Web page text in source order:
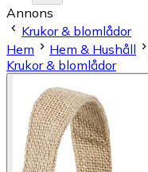
Annons
Krukor & blomlådor
Hem
Hem & Hushåll
Krukor & blomlådor